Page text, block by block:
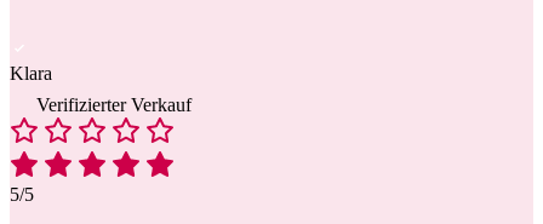
Klara
Verifizierter Verkauf
5/5